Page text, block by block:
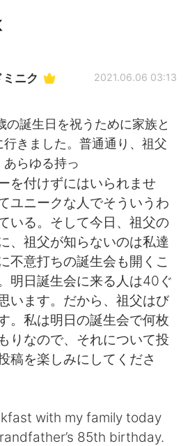
Español
Français
한국어
ไทย
Tiếng Việt
ニク 2021.06.06 03:13
誕生日を祝うために家族と
きました。普通通り、祖父
らゆる持っ
を付けずにはいられませ
ユニークな人でそういうわ
いる。そして今日、祖父の
、祖父が知らないのは私達
不意打ちの誕生会も開くこ
明日誕生会に来る人は40ぐ
います。だから、祖父はび
。私は明日の誕生会で何枚
りなので、それについて投
稿を楽しみにしてくださ
with my family today
85th birthday.